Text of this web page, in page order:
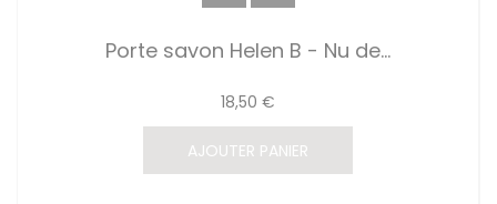
Porte savon Helen B - Nu de...
18,50 €
AJOUTER PANIER